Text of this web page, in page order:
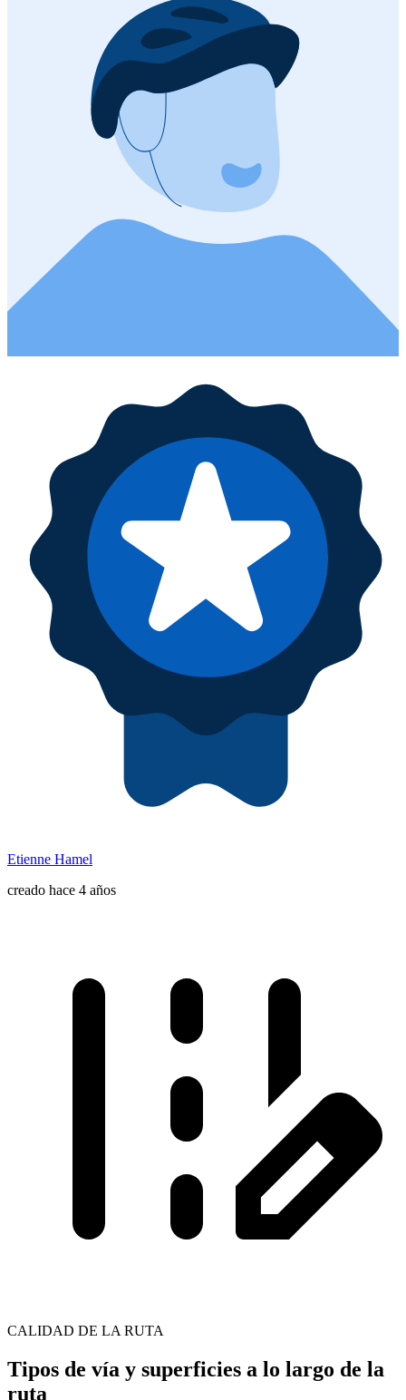
Etienne Hamel
creado hace 4 años
CALIDAD DE LA RUTA
Tipos de vía y superficies a lo largo de la
ruta